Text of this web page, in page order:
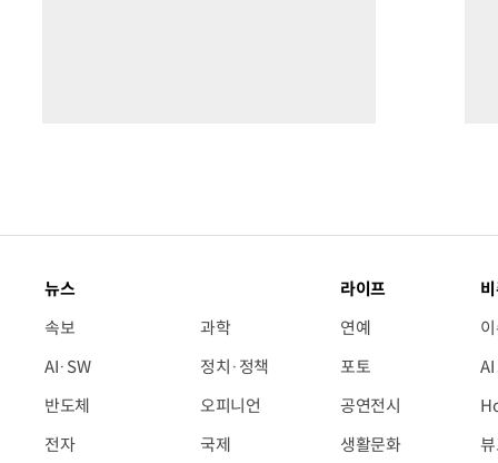
뉴스
속보
AI·SW
반도체
전자
과학
정치·정책
오피니언
국제
라이프
연예
포토
공연전시
생활문화